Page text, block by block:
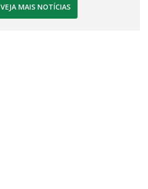
VEJA MAIS NOTÍCIAS